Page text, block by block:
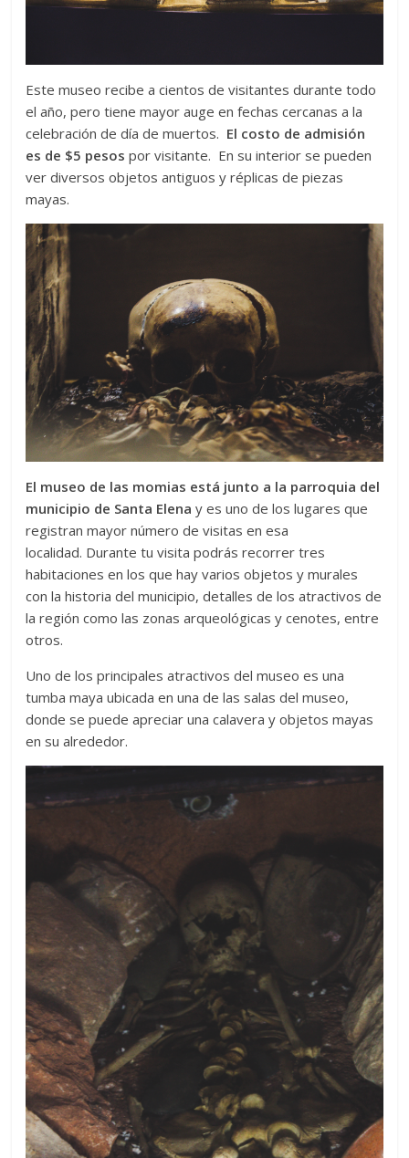
Este museo recibe a cientos de visitantes durante todo
el año, pero tiene mayor auge en fechas cercanas a la
celebración de día de muertos. El costo de admisión
es de $5 pesos por visitante. En su interior se pueden
ver diversos objetos antiguos y réplicas de piezas
mayas.
El museo de las momias está junto a la parroquia del
municipio de Santa Elenay es uno de los lugares que
registran mayor número de visitas en esa
localidad. Durante tu visita podrás recorrer tres
habitaciones en los que hay varios objetos y murales
con la historia del municipio, detalles de los atractivos de
la región como las zonas arqueológicas y cenotes, entre
otros.
Uno de los principales atractivos del museo es una
tumba maya ubicada en una de las salas del museo,
donde se puede apreciar una calavera y objetos mayas
en su alrededor.